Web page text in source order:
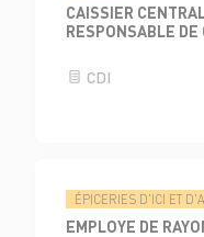
CAISSIER
RESPONSABLE
CDI
ÉPICERIES D'ICI ET
EMPLOYE DE